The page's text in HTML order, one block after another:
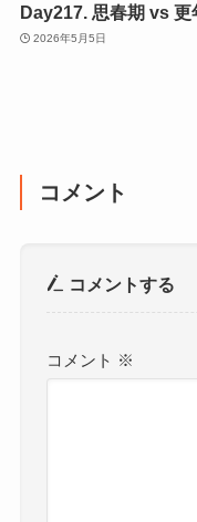
Day217. 思春期 vs 更
2026年5月5日
コメント
コメントする
コメント ※